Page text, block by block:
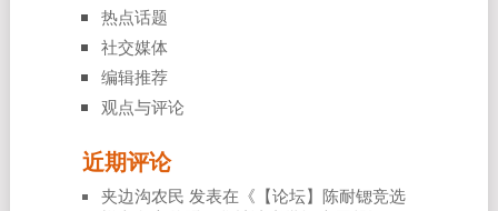
热点话题
社交媒体
编辑推荐
观点与评论
近期评论
夹边沟农民 发表在《 【论坛】陈耐锶竞选